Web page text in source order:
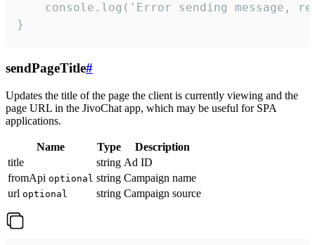
console.log('Error sending message,
}
sendPageTitle#
Updates the title of the page the client is currently viewing and the
page URL in the JivoChat app, which may be useful for SPA
applications.
Name Type
Description
title
string Ad ID
fromApi optional string Campaign name
url optional string Campaign source